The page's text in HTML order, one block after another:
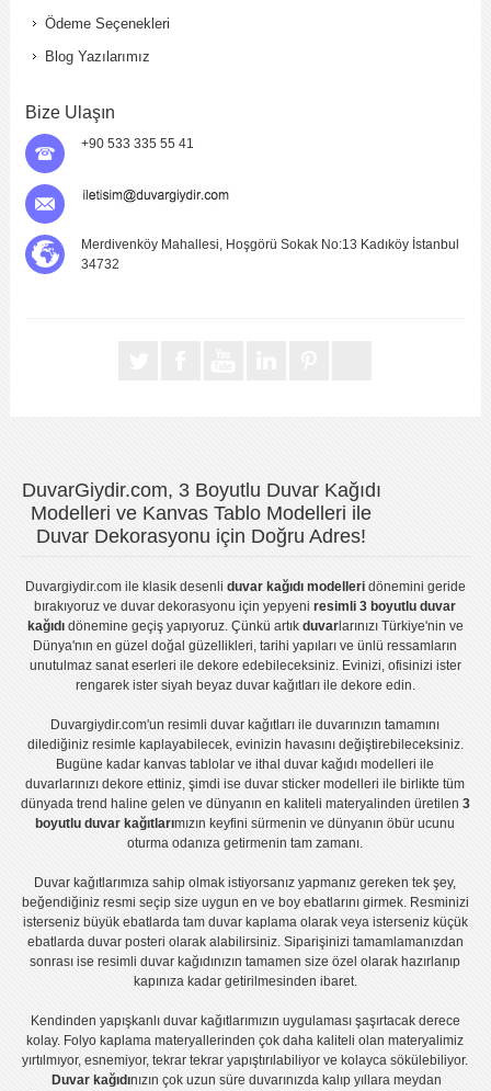
Ödeme Seçenekleri
Blog Yazılarımız
Bize Ulaşın
+90 533 335 55 41
Merdivenköy Mahallesi, Hoşgörü Sokak No:13 Kadıköy İstanbul
34732
DuvarGiydir.com, 3 Boyutlu Duvar Kağıdı
Modelleri ve Kanvas Tablo Modelleri ile
Duvar Dekorasyonu için Doğru Adres!
Duvargiydir.comile klasik desenli duvar kağıdı modelleridönemini geride
bırakıyoruz veduvar dekorasyonu için yepyeniresimli 3 boyutlu duvar
kağıdıdönemine geçiş yapıyoruz. Çünkü artık duvarlarınızı Türkiye'nin ve
Dünya'nın en güzel doğal güzellikleri, tarihi yapıları ve ünlü ressamların
unutulmaz sanat eserleri ile dekore edebileceksiniz. Evinizi, ofisinizi ister
rengarek ister siyah beyaz duvar kağıtlarıile dekore edin.
Duvargiydir.com'unresimli duvar kağıtları ile duvarınızın tamamını
dilediğiniz resimle kaplayabilecek, evinizin havasını değiştirebileceksiniz.
Bugüne kadar kanvas tablo lar veithal duvar kağıdı modelleri ile
duvarlarınızı dekore ettiniz, şimdi iseduvar sticker modelleri ile birlikte tüm
dünyada trend haline gelen ve dünyanın en kaliteli materyalinden üretilen 3
boyutlu duvar kağıtlarımızın keyfini sürmenin ve dünyanın öbür ucunu
oturma odanıza getirmenin tam zamanı.
Duvar kağıtlarımıza sahip olmak istiyorsanız yapmanız gereken tek şey,
beğendiğiniz resmi seçip size uygun en ve boy ebatlarını girmek. Resminizi
isterseniz büyük ebatlarda tam duvar kaplamaolarak veya isterseniz küçük
ebatlarda duvar posteri olarak alabilirsiniz. Siparişinizi tamamlamanızdan
sonrası iseresimli duvar kağıdınızın tamamen size özel olarak hazırlanıp
kapınıza kadar getirilmesinden ibaret.
Kendinden yapışkanlı duvar kağıtlarımızın uygulamasışaşırtacak derece
kolay. Folyo kaplama materyallerinden çok daha kaliteli olanmateryalimiz
yırtılmıyor, esnemiyor, tekrar tekrar yapıştırılabiliyor ve kolayca sökülebiliyor.
Duvar kağıdınızın çok uzun süre duvarınızda kalıp yıllara meydan